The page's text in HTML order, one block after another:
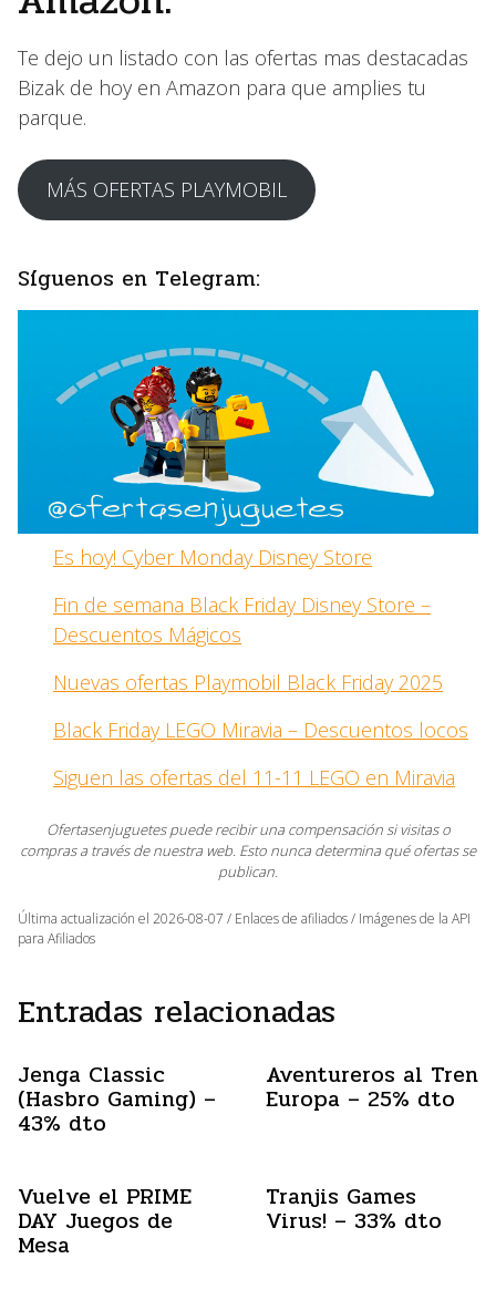
Te dejo un listado con las ofertas mas destacadas
Bizak de hoy en Amazon para que amplies tu
parque.
MÁS OFERTAS PLAYMOBIL
Síguenos en Telegram:
Es hoy! Cyber Monday Disney Store
Fin de semana Black Friday Disney Store –
Descuentos Mágicos
Nuevas ofertas Playmobil Black Friday 2025
Black Friday LEGO Miravia – Descuentos locos
Siguen las ofertas del 11-11 LEGO en Miravia
Ofertasenjuguetes puede recibir una compensación si visitas o
compras a través de nuestra web. Esto nunca determina qué ofertas se
publican.
Última actualización el 2026-08-07 / Enlaces de afiliados / Imágenes de la API
para Afiliados
Entradas relacionadas
Jenga Classic
(Hasbro Gaming) –
43% dto
Aventureros al Tren
Europa – 25% dto
Vuelve el PRIME
DAY Juegos de
Mesa
Tranjis Games
Virus! – 33% dto